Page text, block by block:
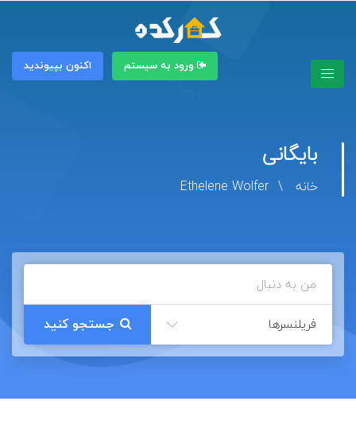
ورود به سیستم اکنون بپیوندید
بایگانی
خانه Ethelene Wolfer
فریلنسرها جستجو کنید